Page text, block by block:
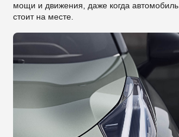
мощи и движения, даже когда автомобиль
стоит на месте.